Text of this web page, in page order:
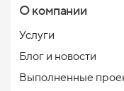
О компании
Услуги
Блог и новости
Выполненные